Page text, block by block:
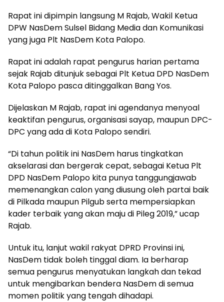
Rapat ini dipimpin langsung M Rajab, Wakil Ketua
DPW NasDem Sulsel Bidang Media dan Komunikasi
yang juga Plt NasDem Kota Palopo.
Rapat ini adalah rapat pengurus harian pertama
sejak Rajab ditunjuk sebagai Plt Ketua DPD NasDem
Kota Palopo pasca ditinggalkan Bang Yos.
Dijelaskan M Rajab, rapat ini agendanya menyoal
keaktifan pengurus, organisasi sayap, maupun DPC-
DPC yang ada di Kota Palopo sendiri.
“Di tahun politik ini NasDem harus tingkatkan
akselarasi dan bergerak cepat, sebagai Ketua Plt
DPD NasDem Palopo kita punya tanggungjawab
memenangkan calon yang diusung oleh partai baik
di Pilkada maupun Pilgub serta mempersiapkan
kader terbaik yang akan maju di Pileg 2019,” ucap
Rajab.
Untuk itu, lanjut wakil rakyat DPRD Provinsi ini,
NasDem tidak boleh tinggal diam. Ia berharap
semua pengurus menyatukan langkah dan tekad
untuk mengibarkan bendera NasDem di semua
momen politik yang tengah dihadapi.